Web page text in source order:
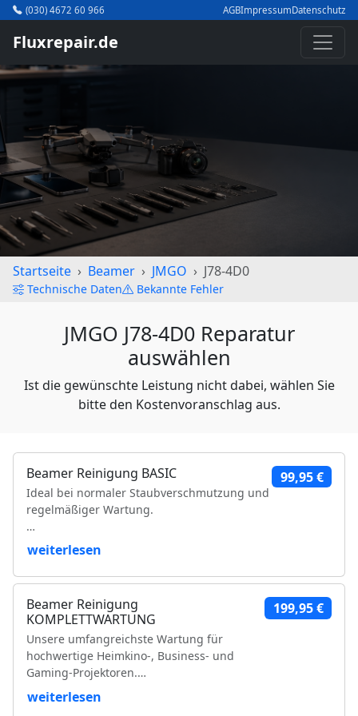
(030) 4672 60 966 AGBImpressumDatenschutz
Fluxrepair.de
Startseite Beamer JMGO J78-4D0
Technische Daten Bekannte Fehler
JMGO J78-4D0 Reparatur
auswählen
Ist die gewünschte Leistung nicht dabei, wählen Sie
bitte den Kostenvoranschlag aus.
Beamer Reinigung BASIC
Ideal bei normaler Staubverschmutzung und
regelmäßiger Wartung.
Leistungsumfang:
Reinigung der Luftfilter und Gehäuseteile
Reinigung der Kühlkörper
Objektivreinigung
Entfernung loser Staubablagerungen im
Geräteinneren
Prüfung der Bildqualität
Funktionsprüfung
weiterlesen
99,95 €
Beamer Reinigung
KOMPLETTWARTUNG
Unsere umfangreichste Wartung für
hochwertige Heimkino-, Business- und
Gaming-Projektoren.
Leistungsumfang:
weiterlesen
199,95 €